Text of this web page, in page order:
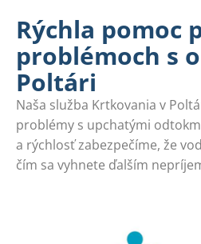
Rýchla pomoc
problémoch s
Poltári
Naša služba Krtkovania v
problémy s upchatými
a rýchlosť zabezpečíme, že
čím sa vyhnete ďalším